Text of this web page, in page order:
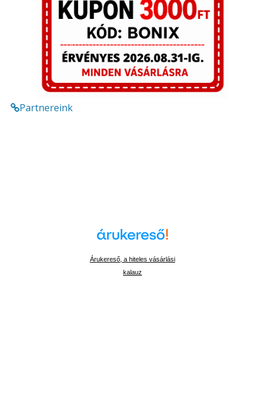
Partnereink
Árukereső, a hiteles vásárlási
kalauz